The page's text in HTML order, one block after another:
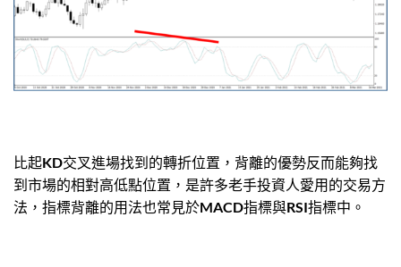
比起KD交叉進場找到的轉折位置，背離的優勢反而能夠找
到市場的相對高低點位置，是許多老手投資人愛用的交易方
法，指標背離的用法也常見於MACD指標與RSI指標中。